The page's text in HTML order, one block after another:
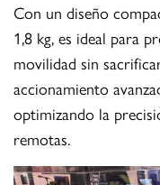
Con un diseño
1,8 kg, es ideal para
movilidad sin
accionamiento
optimizando la
remotas.